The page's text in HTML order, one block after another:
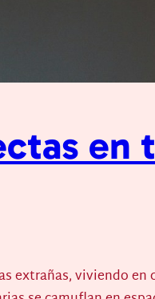
en
extrañas, viviendo